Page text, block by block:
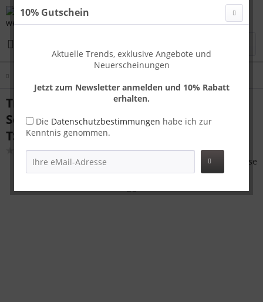
Travelhouse London Kofferset S+M+L
Schwarz | Polycarbonat-Hartschale |
TSA-Schloss, Aluminiumrahmen
10% Gutschein
Aktuelle Trends, exklusive Angebote und
Neuerscheinungen
Jetzt zum Newsletter anmelden und 10% Rabatt
erhalten.
Die Datenschutzbestimmungen habe ich zur
Kenntnis genommen.